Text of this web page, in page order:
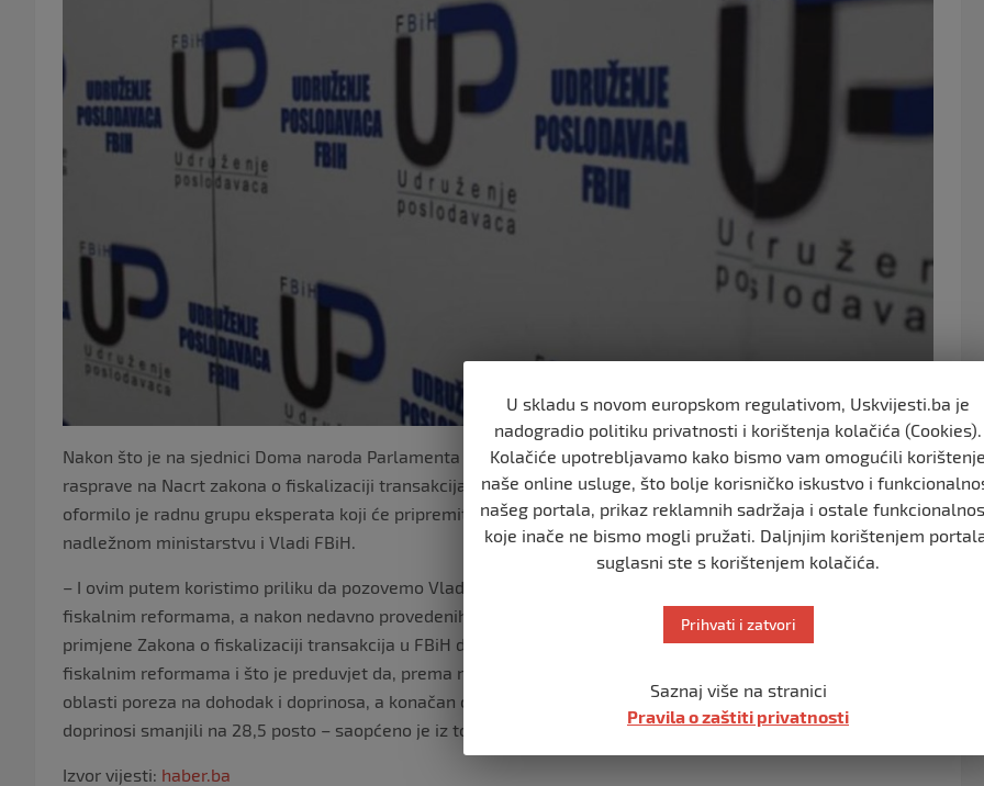
k
Nakon što je na sjednici Doma naroda Parlamenta FBiH održanoj 31. januara 2025. i produženja termina javne
rasprave na Nacrt zakona o fiskalizaciji transakcija u FBiH do 8. maja 2025., Udruženje poslodavaca u FBiH
oformilo je radnu grupu eksperata koji će pripremiti službene stavove poslodavaca FBiH i dostaviti ih
nadležnom ministarstvu i Vladi FBiH.
– I ovim putem koristimo priliku da pozovemo Vladu FBiH i podsjetimo na javno data obećanja Vlade FBiH o
fiskalnim reformama, a nakon nedavno provedenih fiskalnih intervencije, i najave usvajanja i početka
primjene Zakona o fiskalizaciji transakcija u FBiH do 1. jula tekuće godine kao prvog sistemskog koraka u
fiskalnim reformama i što je preduvjet da, prema najavama, do 1. septembra 2025. stupe na snagu i propisi iz
oblasti poreza na dohodak i doprinosa, a konačan cilj je puna fiskalna reforma od 1. januara 2026. kojom bi se
doprinosi smanjili na 28,5 posto – saopćeno je iz tog udruženja.
Izvor vijesti: haber.ba
U skladu s novom europskom regulativom, Uskvijesti.ba je
nadogradio politiku privatnosti i korištenja kolačića (Cookies).
Kolačiće upotrebljavamo kako bismo vam omogućili
naše online usluge, što bolje korisničko iskustvo i
našeg portala, prikaz reklamnih sadržaja i ostale
koje inače ne bismo mogli pružati. Daljnjim korištenjem
suglasni ste s korištenjem kolačića.
Prihvati i zatvori
Saznaj više na stranici
Pravila o zaštiti privatnosti